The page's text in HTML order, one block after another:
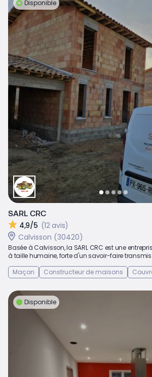
Disponible
SARL CRC
4,9/5 (12 avis)
Calvisson (30420)
Basée à Calvisson, la SARL CRC est une
à taille humaine, forte d'un savoir-faire
Maçon
Constructeur de maisons
Disponible